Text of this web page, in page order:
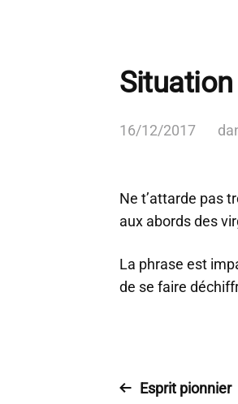
16/12/2017
Ne t’attarde pas
aux abords des
La phrase est
de se faire
Esprit pionnier